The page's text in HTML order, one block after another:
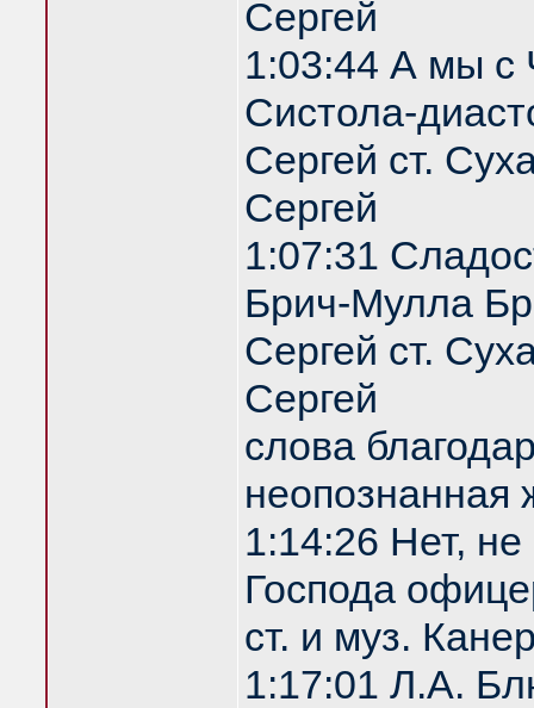
Сергей
1:03:44 А мы с
Систола-
Сергей ст.
Сергей
1:07:31
Брич-Мулла
Сергей ст.
Сергей
слова
1:14:26 Нет,
Господа
ст. и муз.
1:17:01 Л.А.